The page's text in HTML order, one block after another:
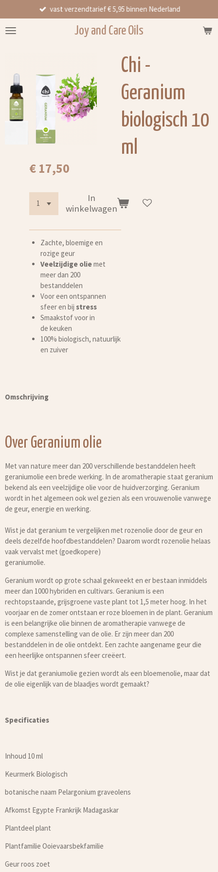
direct
naar
Joy and Care Oils
vast verzendtarief € 5,95 binnen Nederland
Chi -
Geranium
biologisch 10
ml
€ 17,50
In
winkelwagen
Zachte, bloemige en
rozige geur
Veelzijdige oliemet
meer dan 200
bestanddelen
Voor een ontspannen
sfeer en bij stress
Smaakstof voor in
de keuken
100% biologisch, natuurlijk
en zuiver
Omschrijving
Over Geranium olie
Met van nature meer dan 200 verschillende bestanddelen heeft
geraniumolie een brede werking. In de aromatherapie staat geranium
bekend als een veelzijdige olie voor de huidverzorging. Geranium
wordt in het algemeen ook wel gezien als een vrouwenolie vanwege
de geur, energie en werking.
Wist je dat geranium te vergelijken met rozenolie door de geur en
deels dezelfde hoofdbestanddelen? Daarom wordt rozenolie helaas
vaak vervalst met (goedkopere)
geraniumolie.
Geranium wordt op grote schaal gekweekt en er bestaan inmiddels
meer dan 1000 hybriden en cultivars. Geranium is een
rechtopstaande, grijsgroene vaste plant tot 1,5 meter hoog. In het
voorjaar en de zomer ontstaan er roze bloemen in de plant. Geranium
is een belangrijke olie binnen de aromatherapie vanwege de
complexe samenstelling van de olie. Er zijn meer dan 200
bestanddelen in de olie ontdekt. Een zachte aangename geur die
een heerlijke ontspannen sfeer creëert.
Wist je dat geraniumolie gezien wordt als een bloemenolie, maar dat
de olie eigenlijk van de blaadjes wordt gemaakt?
Specificaties
Inhoud 10 ml
Keurmerk Biologisch
botanische naam Pelargonium graveolens
Afkomst Egypte Frankrijk Madagaskar
Plantdeel plant
Plantfamilie Ooievaarsbekfamilie
Geur roos zoet